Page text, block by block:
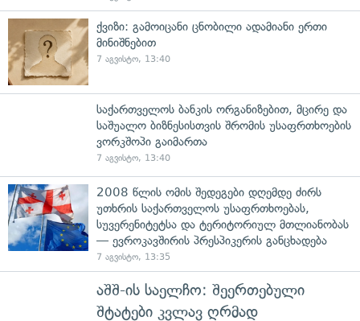
ქვიზი: გამოიცანი ცნობილი ადამიანი ერთი
მინიშნებით
7 აგვისტო, 13:40
საქართველოს ბანკის ორგანიზებით, მცირე და
საშუალო ბიზნესისთვის შრომის უსაფრთხოების
ვორკშოპი გაიმართა
7 აგვისტო, 13:40
2008 წლის ომის შედეგები დღემდე ძირს
უთხრის საქართველოს უსაფრთხოებას,
სუვერენიტეტსა და ტერიტორიულ მთლიანობას
— ევროკავშირის პრესპიკერის განცხადება
7 აგვისტო, 13:35
აშშ-ის საელჩო: შეერთებული
შტატები კვლავ ღრმად